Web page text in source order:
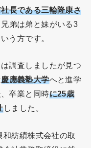
長である三輪隆康さ
弟は弟と妹がいる3
う方です。
調査しましたが見つ
慶應義塾大学へと進学
卒業と同時に25歳
しました。
紡績株式会社の取